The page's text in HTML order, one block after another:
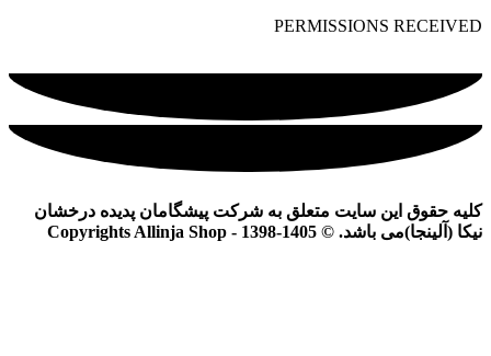
PERMISSIONS RECEIVED
کلیه حقوق این سایت متعلق به شرکت پیشگامان پدیده درخشان
نیکا (آلینجا)می باشد. © Copyrights Allinja Shop - 1398-1405